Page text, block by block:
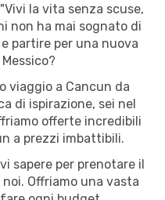
la vita senza scuse,
non ha mai sognato di
partire per una nuova
viaggio a Cancun da
di ispirazione, sei nel
offerte incredibili
a prezzi imbattibili.
sapere per prenotare il
Offriamo una vasta